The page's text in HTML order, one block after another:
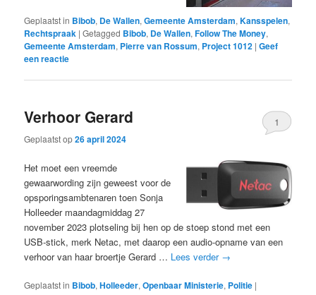
Geplaatst in Bibob, De Wallen,Gemeente Amsterdam,Kansspelen,
Rechtspraak |Getagged Bibob, De Wallen,Follow The Money,
Gemeente Amsterdam, Pierre van Rossum, Project 1012 |Geef
een reactie
Verhoor Gerard
Geplaatst op26 april 2024
1
Het moet een vreemde
gewaarwording zijn geweest voor de
opsporingsambtenaren toen Sonja
Holleeder maandagmiddag 27
november 2023 plotseling bij hen op de stoep stond met een
USB-stick, merk Netac, met daarop een audio-opname van een
verhoor van haar broertje Gerard … Lees verder →
Geplaatst in Bibob,Holleeder,Openbaar Ministerie, Politie |